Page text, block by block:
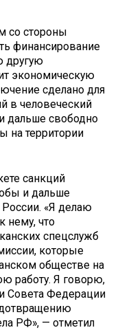
со стороны
финансирование
другую
экономическую
сделано для
в человеческий
дальше свободно
на территории
санкций
и дальше
России. «Я делаю
нему, что
спецслужб
которые
обществе на
работу. Я говорю,
Совета Федерации
РФ», — отметил